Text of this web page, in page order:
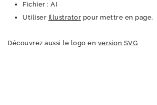
Fichier : AI
Utiliser Illustrator pour mettre en page.
Découvrez aussi le logo en version SVG